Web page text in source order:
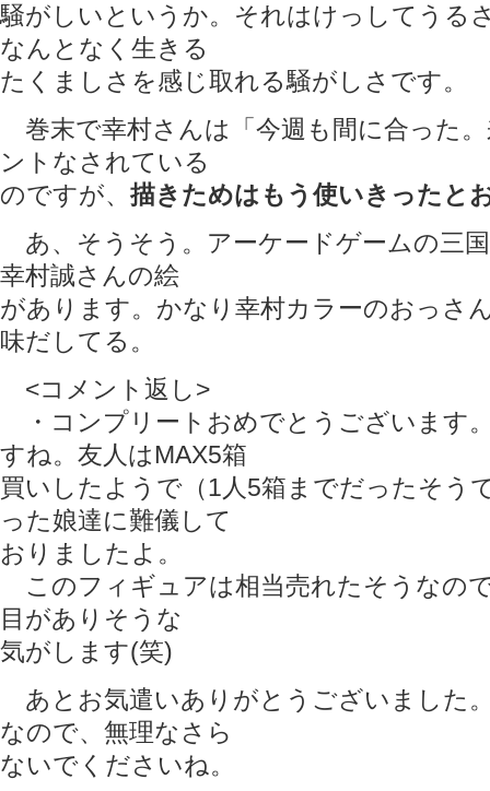
騒がしいというか。それはけっしてうる
なんとなく生きる
たくましさを感じ取れる騒がしさです。
巻末で幸村さんは「今週も間に合った
ントなされている
のですが、 描きためはもう使いきったと
あ、そうそう。アーケードゲームの三
幸村誠さんの絵
があります。かなり幸村カラーのおっさ
味だしてる。
<コメント返し>
・コンプリートおめでとうございます
すね。友人はMAX5箱
買いしたようで（1人5箱までだったそう
った娘達に難儀して
おりましたよ。
このフィギュアは相当売れたそうなの
目がありそうな
気がします(笑)
あとお気遣いありがとうございました
なので、無理なさら
ないでくださいね。